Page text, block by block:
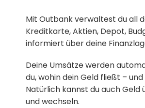
Mit Outbank verwaltest du all
Kreditkarte, Aktien, Depot,
informiert über deine
Deine Umsätze werden
du, wohin dein Geld fließt –
Natürlich kannst du auch Geld
und wechseln.